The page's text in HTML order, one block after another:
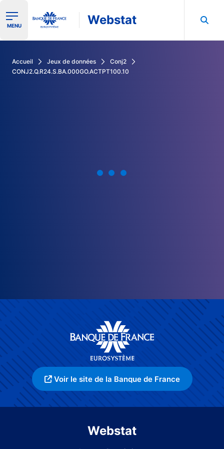
Ouvrir le menu de navigation
MENU Webstat
Accueil Jeux de données
Conj2
CONJ2.Q.R24.S.BA.000GO.ACTPT100.10
Voir le site de la Banque de France
Webstat